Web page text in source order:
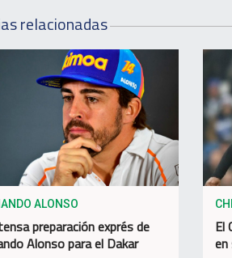
relacionadas
ALONSO
preparación exprés de
Alonso para el Dakar
El
en